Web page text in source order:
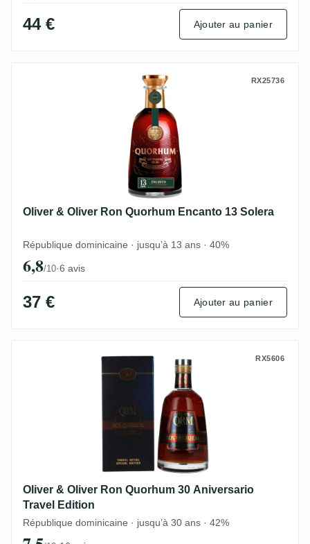
44 € Ajouter au panier
Oliver & Oliver Ron Quorhum Encanto 13
RX25736
Oliver & Oliver Ron Quorhum Encanto 13 Solera
République dominicaine · jusqu’à 13 ans · 40%
6,8/10·6 avis
37 € Ajouter au panier
Oliver & Oliver Ron Quorhum 30 RX5606
Oliver & Oliver Ron Quorhum 30 Aniversario
Travel Edition
République dominicaine · jusqu’à 30 ans · 42%